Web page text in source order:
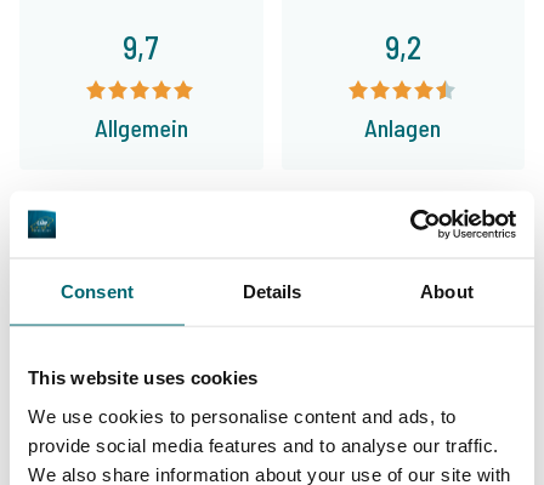
Consent Details About
This website uses cookies
We use cookies to personalise content and ads, to
provide social media features and to analyse our traffic.
We also share information about your use of our site with
9,7
Allgemein
9,2
Anlagen
9,4
Unser Angebot
9,3